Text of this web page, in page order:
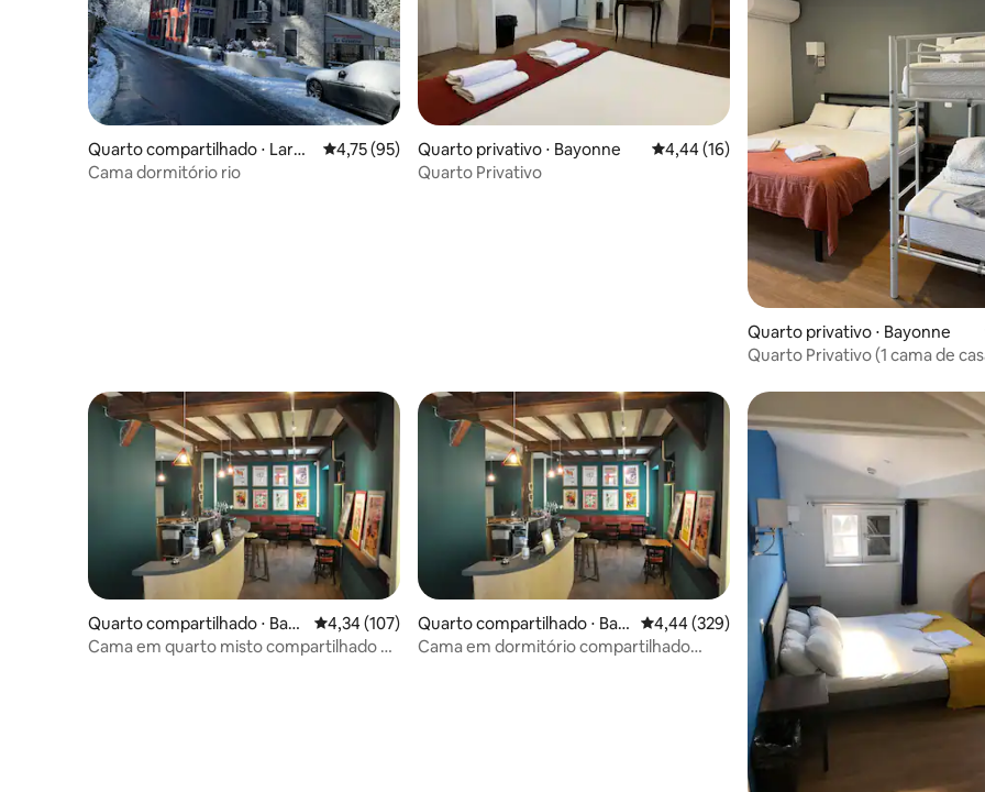
Quarto compartilhado ⋅ Larun
s
4,75 de uma avaliação média de 5, 95 avaliações
4,75 (95)
Cama dormitório rio
Quarto privativo ⋅ Bayonne 4,44 de uma avaliação média de 5, 16
4,44 (16)
Quarto Privativo
Quarto privativo ⋅ Bayonne
Quarto Privativo (1 cama de
Quarto compartilhado ⋅ Bay
onne
4,34 de uma avaliação média de 5, 107 avaliações
4,34 (107)
Cama em quarto misto compartilhado no
Quarto compartilhado ⋅ Bay
onne
4,44 de uma avaliação média de 5, 329
4,44 (329)
Cama em dormitório compartilhado